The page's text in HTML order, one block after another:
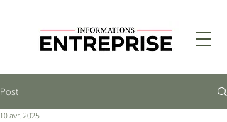
Post
10 avr. 2025